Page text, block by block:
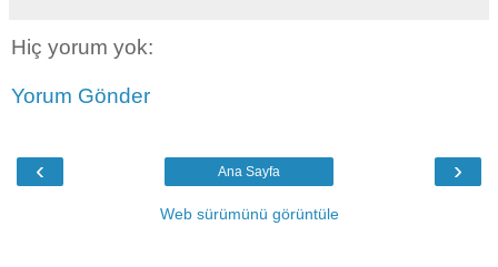
Hiç yorum yok:
Yorum Gönder
‹ ›
Ana Sayfa
Web sürümünü görüntüle